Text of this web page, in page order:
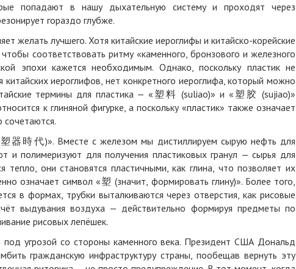
попадают в нашу дыхательную систему и проходят через
гораздо глубже.
желать лучшего. Хотя китайские иероглифы и китайско-корейские
соответствовать ритму «каменного, бронзового и железного
эпохи кажется необходимым. Однако, поскольку пластик не
иероглифов, нет конкретного иероглифа, который можно
термины для пластика — «塑料 (suliao)» и «塑胶 (sujiao)»
к глиняной фигурке, а поскольку «пластик» также означает
器時代)». Вместе с железом мы дистиллируем сырую нефть для
и полимеризуют для получения пластиковых гранул — сырья для
тепло, они становятся пластичными, как глина, что позволяет их
означает символ «塑 (значит, формировать глину)». Более того,
в формах, трубки выталкиваются через отверстия, как рисовые
выдувания воздуха — действительно формируя предметы по
рисовых лепёшек.
угрозой со стороны каменного века. Президент США Дональд
гражданскую инфраструктуру страны, пообещав вернуть эту